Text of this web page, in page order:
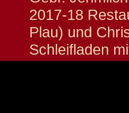
2017-18
Plau) und
Schleifladen